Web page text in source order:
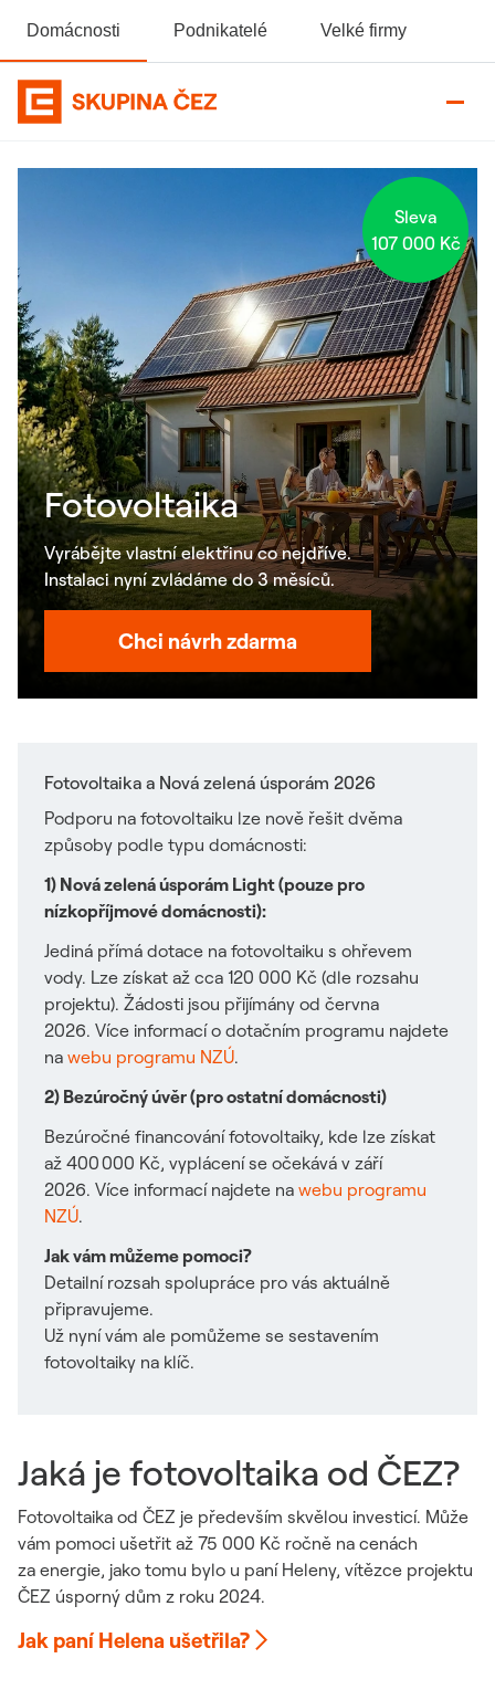
Domácnosti Podnikatelé Velké firmy
Sleva
107 000 Kč
Fotovoltaika
Vyrábějte vlastní elektřinu co nejdříve.
Instalaci nyní zvládáme do 3 měsíců.
Chci návrh zdarma
Fotovoltaika a Nová zelená úsporám 2026
Podporu na fotovoltaiku lze nově řešit dvěma
způsoby podle typu domácnosti:
1) Nová zelená úsporám Light (pouze pro
nízkopříjmové domácnosti):
Jediná přímá dotace na fotovoltaiku s ohřevem
vody. Lze získat až cca 120 000 Kč (dle rozsahu
projektu). Žádosti jsou přijímány od června
2026. Více informací o dotačním programu najdete
na webu programu NZÚ.
2) Bezúročný úvěr (pro ostatní domácnosti)
Bezúročné financování fotovoltaiky, kde lze získat
až 400 000 Kč, vyplácení se očekává v září
2026. Více informací najdete na webu programu
NZÚ.
Jak vám můžeme pomoci?
Detailní rozsah spolupráce pro vás aktuálně
připravujeme.
Už nyní vám ale pomůžeme se sestavením
fotovoltaiky na klíč.
Jaká je fotovoltaika od ČEZ?
Fotovoltaika od ČEZ je především skvělou investicí. Může
vám pomoci ušetřit až 75 000 Kč ročně na cenách
za energie, jako tomu bylo u paní Heleny, vítězce projektu
ČEZ úsporný dům z roku 2024.
Jak paní Helena ušetřila?